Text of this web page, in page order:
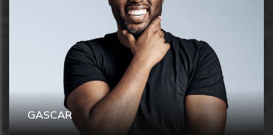
GASCAR